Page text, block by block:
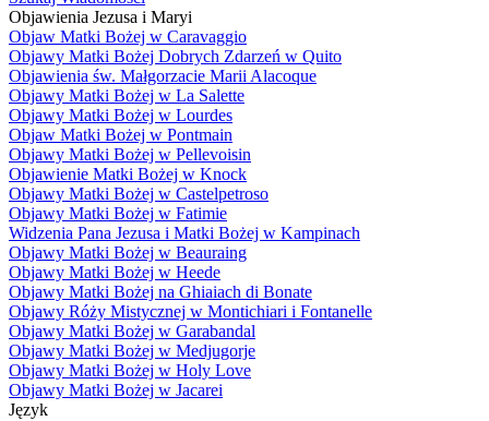
Objawienia Jezusa i Maryi
Objaw Matki Bożej w Caravaggio
Objawy Matki Bożej Dobrych Zdarzeń w Quito
Objawienia św. Małgorzacie Marii Alacoque
Objawy Matki Bożej w La Salette
Objawy Matki Bożej w Lourdes
Objaw Matki Bożej w Pontmain
Objawy Matki Bożej w Pellevoisin
Objawienie Matki Bożej w Knock
Objawy Matki Bożej w Castelpetroso
Objawy Matki Bożej w Fatimie
Widzenia Pana Jezusa i Matki Bożej w Kampinach
Objawy Matki Bożej w Beauraing
Objawy Matki Bożej w Heede
Objawy Matki Bożej na Ghiaiach di Bonate
Objawy Róży Mistycznej w Montichiari i Fontanelle
Objawy Matki Bożej w Garabandal
Objawy Matki Bożej w Medjugorje
Objawy Matki Bożej w Holy Love
Objawy Matki Bożej w Jacarei
Język